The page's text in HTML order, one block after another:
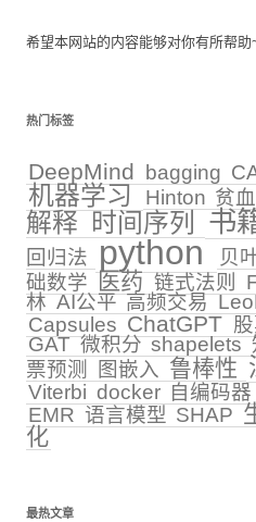
希望本网站的内容能够对你有所帮助
热门标签
DeepMind bagging
机器学习 Hinton 贫血
解释 时间序列 书
回归法
python 贝
础数学 医药链式法则
林AI公平高频交易
Capsules ChatGPT
GAT微积分shapelets
票预测
图嵌入 鲁棒性
Viterbi docker 自编码器
EMR 语言模型 SHAP
化
最热文章